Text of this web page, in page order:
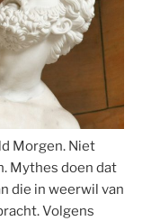
Morgen. Niet
Mythes doen dat
die in weerwil van
Volgens